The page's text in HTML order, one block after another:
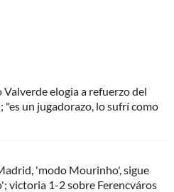
Valverde elogia a refuerzo del
"es un jugadorazo, lo sufrí como
'modo Mourinho', sigue
victoria 1-2 sobre Ferencváros